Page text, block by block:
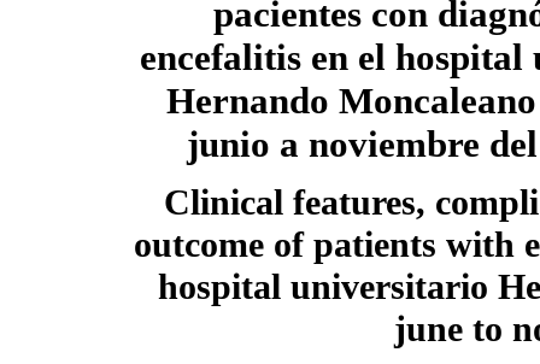
pacientes con
encefalitis en el
Hernando
junio a noviembre
Clinical features,
outcome of patients with
hospital universitario
june to